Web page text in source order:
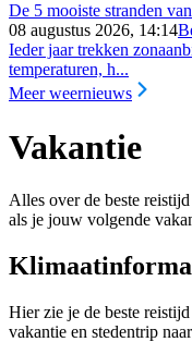
De 5 mooiste stranden
08 augustus 2026, 14:14
Ieder jaar trekken
temperaturen, h...
Meer weernieuws
Vakantie
Alles over de beste
als je jouw volgende
Hier zie je de beste
vakantie en stedentrip